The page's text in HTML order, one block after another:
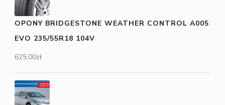
OPONY BRIDGESTONE WEATHER CONTROL A005
EVO 235/55R18 104V
625,00zł